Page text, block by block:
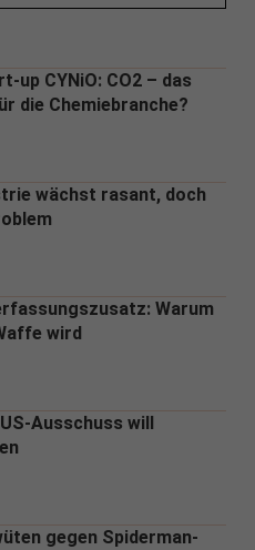
up CYNiO: CO2 – das
die Chemiebranche?
wächst rasant, doch
Warum
wird
Ausschuss will
gegen Spiderman-